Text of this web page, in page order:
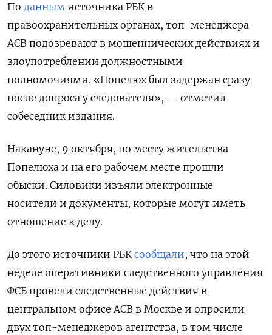
По данным источника РБК в
правоохранительных органах, топ-менеджера
АСВ подозревают в мошеннических действиях и
злоупотреблении должностными
полномочиями. «Попелюх был задержан сразу
после допроса у следователя», — отметил
собеседник издания.
Накануне, 9 октября, по месту жительства
Попелюха и на его рабочем месте прошли
обыски. Силовики изъяли электронные
носители и документы, которые могут иметь
отношение к делу.
До этого источники РБК сообщали, что на этой
неделе оперативники следственного управления
ФСБ провели следственные действия в
центральном офисе АСВ в Москве и опросили
двух топ-менеджеров агентства, в том числе